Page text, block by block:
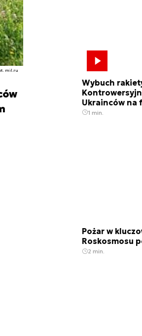
mil.ru
Wybuch
Ukrainców na
1 min.
Pożar w
Roskosmosu
2 min.